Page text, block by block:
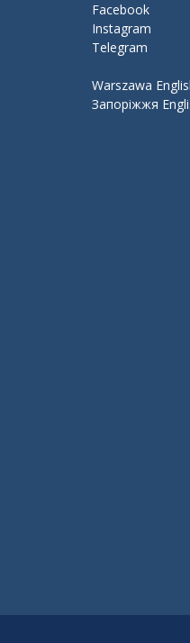
Facebook
Instagram
Telegram
Warszawa
Запоріжжя